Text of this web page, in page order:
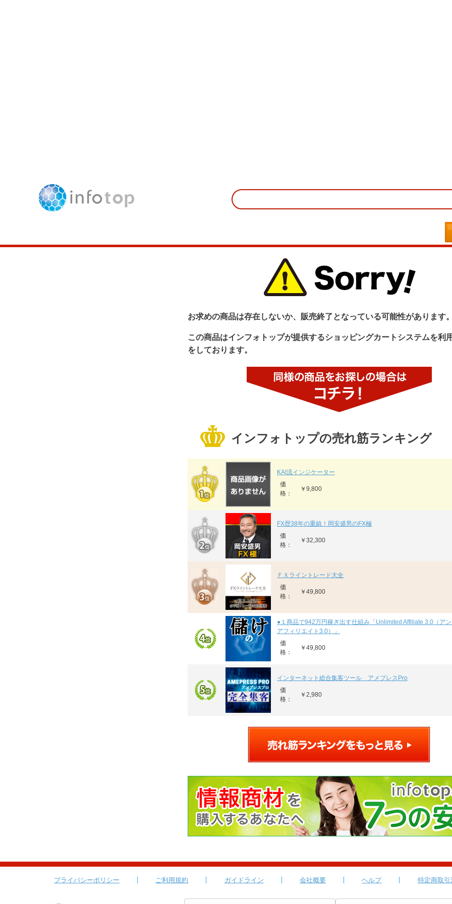
お求めの商品は存在しないか、販売終了となっている可能性があります。
この商品はインフォトップが提供するショッピングカートシステムを利
をしております。
インフォトップの売れ筋ランキング
KAI流インジケーター
価
格：
￥9,800
FX歴38年の重鎮！岡安盛男のFX極
価
格：
￥32,300
ＦＸライントレード大全
価
格：
￥49,800
●１商品で942万円稼ぎ出す仕組み「Unlimited Affiliate 3.0（ア
アフィリエイト3.0）」
価
格：
￥49,800
インターネット総合集客ツール アメプレスPro
価
格：
￥2,980
プライバシーポリシー ご利用規約 ガイドライン 会社概要 ヘルプ 特定商取